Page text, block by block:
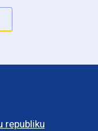
republiku